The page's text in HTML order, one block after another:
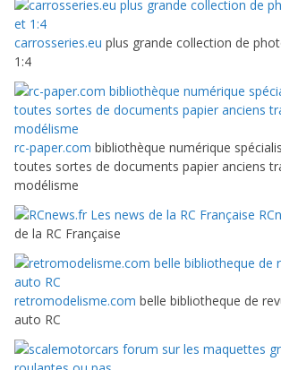
carrosseries.eu plus grande collection de
1:4
rc-paper.com bibliothèque numérique
toutes sortes de documents papier anciens
modélisme
de la RC Française
retromodelisme.com belle bibliotheque de
auto RC